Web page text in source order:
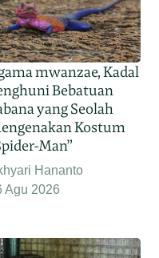
mwanzae, Kadal
Bebatuan
yang Seolah
Kostum
Man”
Hananto
Agu 2026